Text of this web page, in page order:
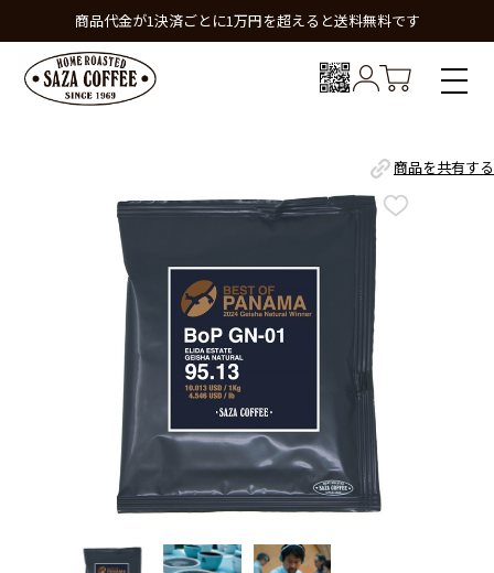
商品代金が1決済ごとに1万円を超えると送料無料です
商品を共有する